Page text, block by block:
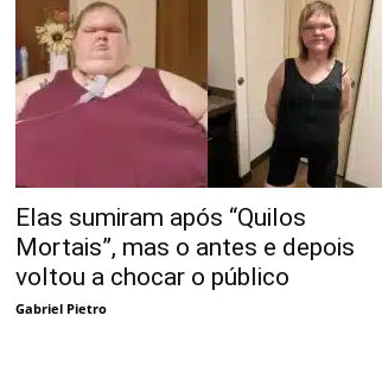
Elas sumiram após “Quilos
Mortais”, mas o antes e depois
voltou a chocar o público
Gabriel Pietro